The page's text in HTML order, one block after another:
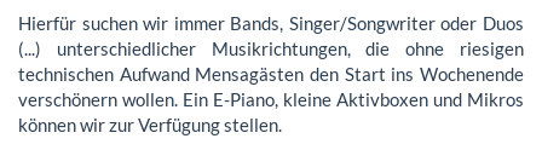
Hierfür suchen wir immer Bands, Singer/Songwriter oder Duos
(...) unterschiedlicher Musikrichtungen, die ohne riesigen
technischen Aufwand Mensagästen den Start ins Wochenende
verschönern wollen. Ein E-Piano, kleine Aktivboxen und Mikros
können wir zur Verfügung stellen.